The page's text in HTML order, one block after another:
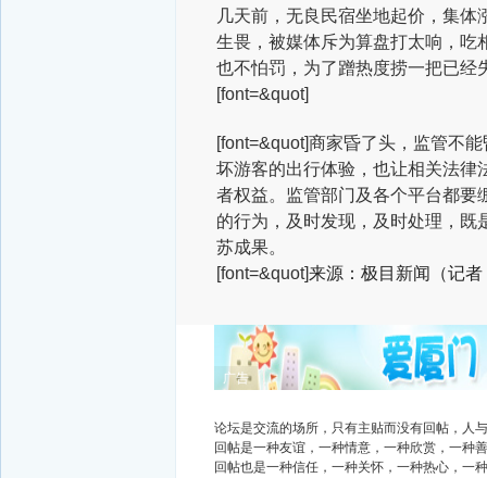
几天前，无良民宿坐地起价，集体
生畏，被媒体斥为算盘打太响，吃
也不怕罚，为了蹭热度捞一把已经
[font=&quot]
[font=&quot]商家昏了头，监管不
坏游客的出行体验，也让相关法律
者权益。监管部门及各个平台都要
的行为，及时发现，及时处理，
苏成果。
[font=&quot]来源：极目新闻（记
广告
论坛是交流的场所，只有主贴而没有回帖，人
回帖是一种友谊，一种情意，一种欣赏，一种
回帖也是一种信任，一种关怀，一种热心，一